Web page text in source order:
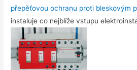
přepěťovou ochranu proti bleskovým
instaluje co nejblíže vstupu